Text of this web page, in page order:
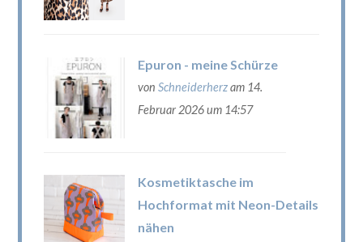
Epuron - meine Schürze
von Schneiderherzam 14.
Februar 2026 um 14:57
Kosmetiktasche im
Hochformat mit Neon-Details
nähen